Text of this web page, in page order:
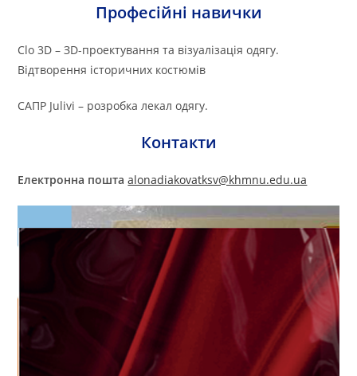
Професійні навички
Clo 3D – ЗD-проектування та візуалізація одягу.
Відтворення історичних костюмів
САПР Julivi – розробка лекал одягу.
Контакти
Електронна поштаalonadiakovatksv@khmnu.edu.ua